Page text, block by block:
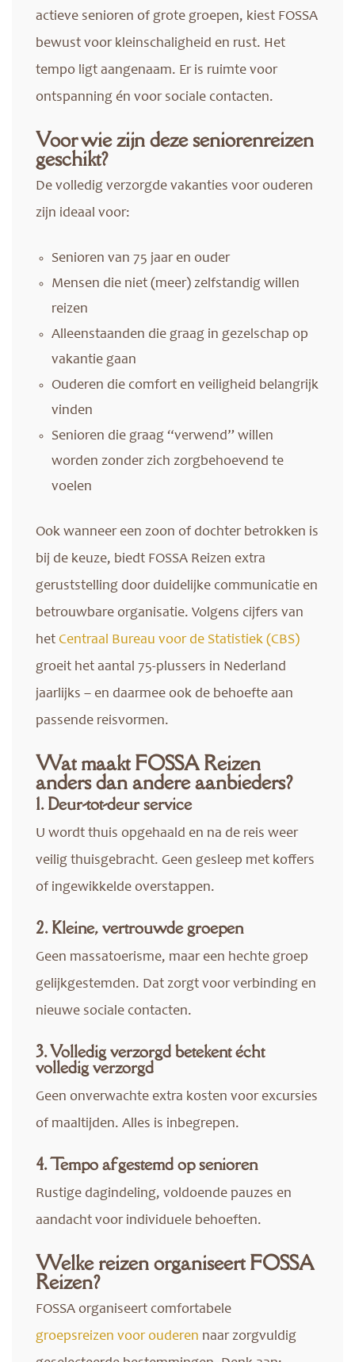
actieve senioren of grote groepen, kiest FOSSA
bewust voor kleinschaligheid en rust. Het
tempo ligt aangenaam. Er is ruimte voor
ontspanning én voor sociale contacten.
Voor wie zijn deze seniorenreizen
geschikt?
De volledig verzorgde vakanties voor ouderen
zijn ideaal voor:
Senioren van 75 jaar en ouder
Mensen die niet (meer) zelfstandig willen
reizen
Alleenstaanden die graag in gezelschap op
vakantie gaan
Ouderen die comfort en veiligheid belangrijk
vinden
Senioren die graag “verwend” willen
worden zonder zich zorgbehoevend te
voelen
Ook wanneer een zoon of dochter betrokken is
bij de keuze, biedt FOSSA Reizen extra
geruststelling door duidelijke communicatie en
betrouwbare organisatie. Volgens cijfers van
het Centraal Bureau voor de Statistiek (CBS)
groeit het aantal 75-plussers in Nederland
jaarlijks – en daarmee ook de behoefte aan
passende reisvormen.
Wat maakt FOSSA Reizen
anders dan andere aanbieders?
1. Deur-tot-deur service
U wordt thuis opgehaald en na de reis weer
veilig thuisgebracht. Geen gesleep met koffers
of ingewikkelde overstappen.
2. Kleine, vertrouwde groepen
Geen massatoerisme, maar een hechte groep
gelijkgestemden. Dat zorgt voor verbinding en
nieuwe sociale contacten.
3. Volledig verzorgd betekent écht
volledig verzorgd
Geen onverwachte extra kosten voor excursies
of maaltijden. Alles is inbegrepen.
4. Tempo afgestemd op senioren
Rustige dagindeling, voldoende pauzes en
aandacht voor individuele behoeften.
Welke reizen organiseert FOSSA
Reizen?
FOSSA organiseert comfortabele
groepsreizen voor ouderen naar zorgvuldig